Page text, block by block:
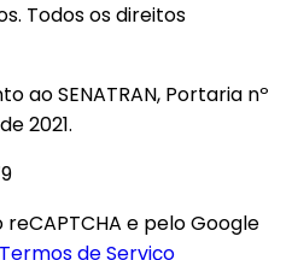
Todos os direitos
ao SENATRAN, Portaria nº
2021.
e pelo Google
Termos de Serviço